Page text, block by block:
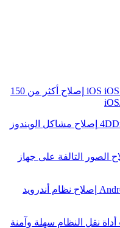
إصلاح أكثر من 150
إصلاح مشاكل الويندوز
الصور التالفة على جهاز
إصلاح نظام أندرويد
أداة نقل النظام سهلة وآمنة